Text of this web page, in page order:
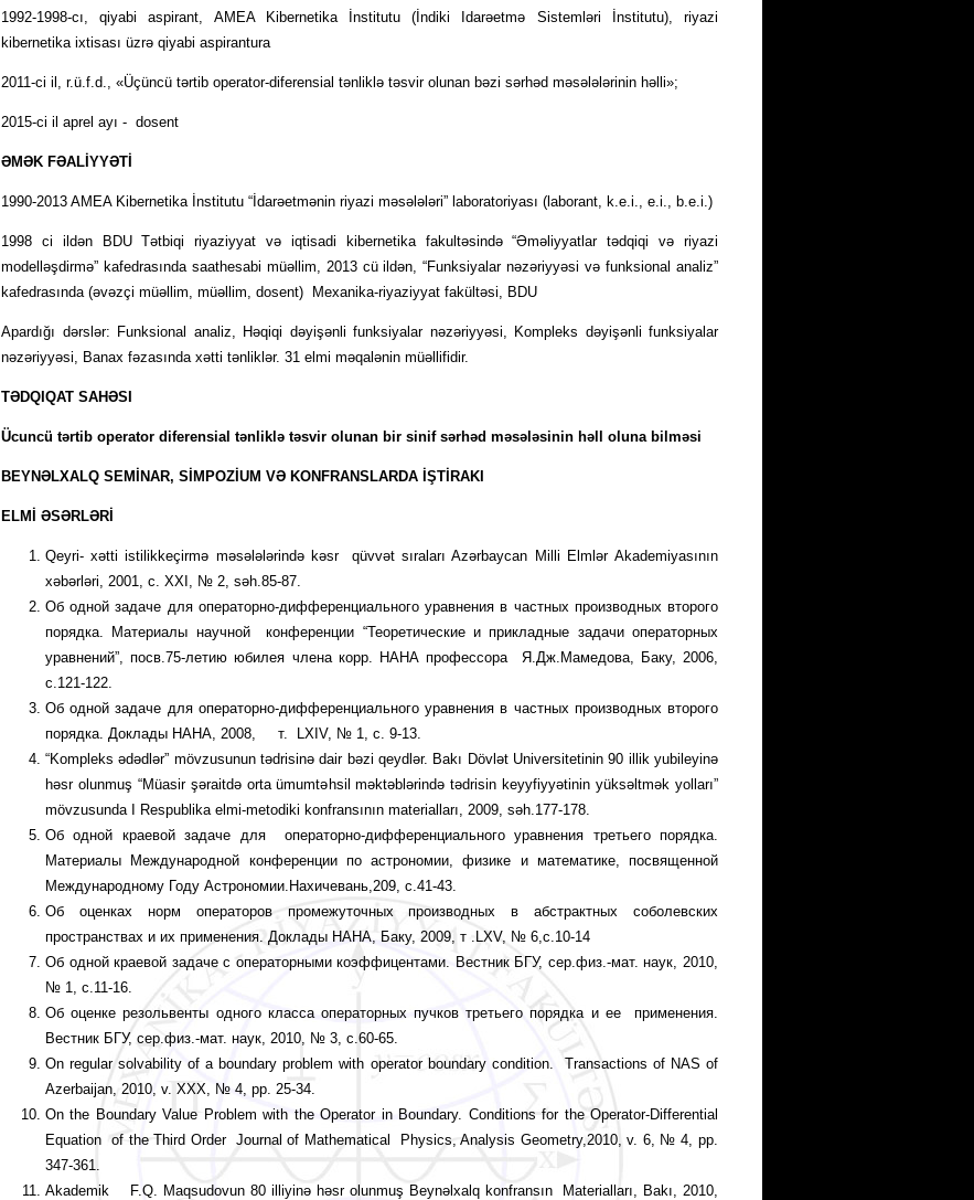
1992-1998-cı, qiyabi aspirant, AMEA Kibernetika İnstitutu (İndiki Idarəetmə Sistemləri İnstitutu), riyazi
kibernetika ixtisası üzrə qiyabi aspirantura
2011-ci il, r.ü.f.d., «Üçüncü tərtib operator-diferensial tənliklə təsvir olunan bəzi sərhəd məsələlərinin həlli»;
2015-ci il aprel ayı - dosent
ƏMƏK FƏALİYYƏTİ
1990-2013 AMEA Kibernetika İnstitutu “İdarəetmənin riyazi məsələləri” laboratoriyası (laborant, k.e.i., e.i., b.e.i.)
1998 ci ildən BDU Tətbiqi riyaziyyat və iqtisadi kibernetika fakultəsində “Əməliyyatlar tədqiqi və riyazi
modelləşdirmə” kafedrasında saathesabi müəllim, 2013 cü ildən, “Funksiyalar nəzəriyyəsi və funksional analiz”
kafedrasında (əvəzçi müəllim, müəllim, dosent) Mexanika-riyaziyyat fakültəsi, BDU
Apardığı dərslər: Funksional analiz, Həqiqi dəyişənli funksiyalar nəzəriyyəsi, Kompleks dəyişənli funksiyalar
nəzəriyyəsi, Banax fəzasında xətti tənliklər. 31 elmi məqalənin müəllifidir.
TƏDQIQAT SAHƏSI
Ücuncü tərtib operator diferensial tənliklə təsvir olunan bir sinif sərhəd məsələsinin həll oluna bilməsi
BEYNƏLXALQ SEMİNAR, SİMPOZİUM VƏ KONFRANSLARDA İŞTİRAKI
ELMİ ƏSƏRLƏR
Qeyri- xətti istilikke­çirmə məsələlərində kəsr qüvvət sıraları Azərbaycan Milli Еlmlər Аkademiyasının
xəbərləri, 2001, c. XXI, № 2, səh.85-87.
Об одной задаче для операторно-дифференциального уравнения в частных производных второго
порядка. Материалы научной конфе­рен­ции “Теорети­чес­кие и прикладные задачи опера­торных
уравнений”, посв.75-ле­тию юбилея члена корр. НАНА профессора Я.Дж.Мамедова, Баку, 2006,
с.121-122.
Об одной задаче для операторно-диффе­рен­циального урав­нения в частных производных второго
порядка. Доклады НАНA, 2008, т. LXIV, № 1, с. 9-13.
“Kompleks ədədlər” mövzusunun tədrisinə dair bəzi qeydlər. Bakı Dövlət Universiteti­nin 90 illik yubileyinə
həsr olunmuş “Müasir şəraitdə orta ümum­təhsil məktəb­lərində tədrisin keyyfiy­yətinin yüksəltmək yolla­rı”
mövzusunda I Respub­lika elmi-metodiki kon­fransının materialları, 2009, səh.177-178.
Об одной краевой задаче для оператор­но-дифференциально­го уравнения третьего порядка.
Материалы Междуна­род­­ной конференции по астрономии, физике и математике, посвящен­ной
Международному Году Астрономии.Нахичевань,209, c.41-43.
Об оценках норм операторов промежу­точ­ных производных в абстрактных со­бо­лев­ских
пространствах и их применения. Доклады НАНА, Баку, 2009, т .LXV, № 6,с.10-14
Об одной краевой задаче с оператор­ны­ми коэффи­центами. Вестник БГУ, сер.физ.-мат. наук, 2010,
№ 1, с.11-16.
Об оценке резольвен­ты одного класса операторных пучков третьего порядка и ее применения.
Вестник БГУ, сер.физ.-мат. наук, 2010, № 3, с.60-65.
On regular solvability of a boundary problem with operator boundary condition. Transactions of NAS of
Azerbaijan, 2010, v. XXX, № 4, pp. 25-34.
On the Boundary Value Problem with the Operator in Boundary. Conditions for the Operator-Differential
Equation of the Third Order Journal of Mathematical Physics, Analysis Geometry,2010, v. 6, № 4, pp.
347-361.
Akademik F.Q. Maqsudovun 80 illiyinə həsr olunmuş Beynəlxalq konfransın Materialları, Bakı, 2010,